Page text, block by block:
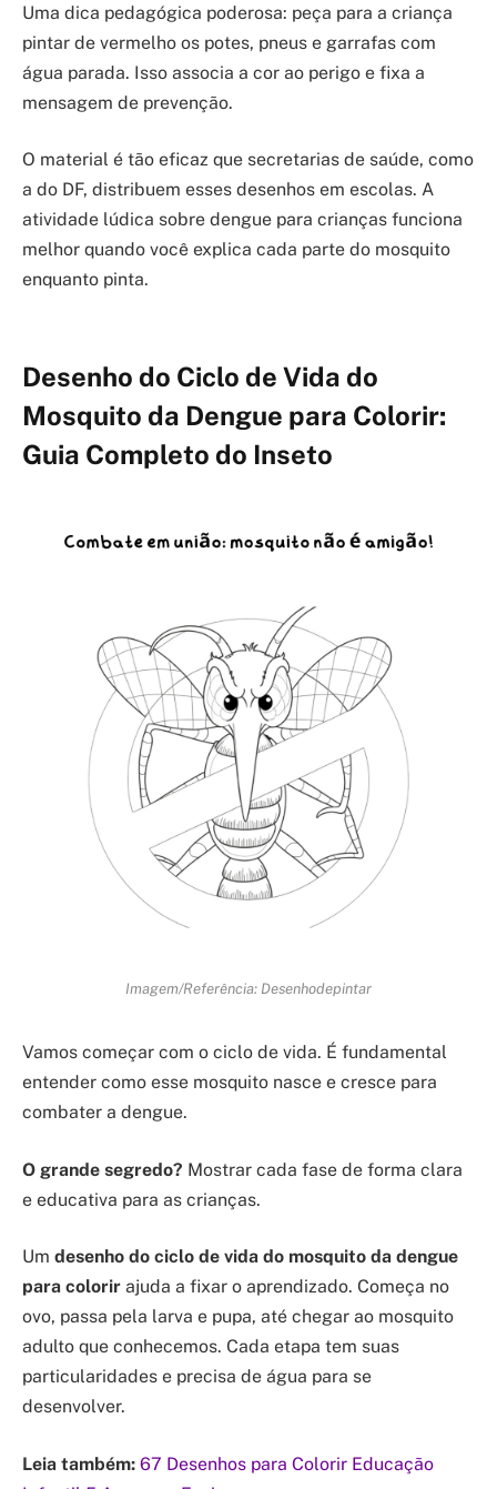
Uma dica pedagógica poderosa: peça para a criança
pintar de vermelho os potes, pneus e garrafas com
água parada. Isso associa a cor ao perigo e fixa a
mensagem de prevenção.
O material é tão eficaz que secretarias de saúde, como
a do DF, distribuem esses desenhos em escolas. A
atividade lúdica sobre dengue para crianças funciona
melhor quando você explica cada parte do mosquito
enquanto pinta.
Desenho do Ciclo de Vida do
Mosquito da Dengue para Colorir:
Guia Completo do Inseto
Imagem/Referência: Desenhodepintar
Vamos começar com o ciclo de vida. É fundamental
entender como esse mosquito nasce e cresce para
combater a dengue.
O grande segredo? Mostrar cada fase de forma clara
e educativa para as crianças.
Um desenho do ciclo de vida do mosquito da dengue
para colorir ajuda a fixar o aprendizado. Começa no
ovo, passa pela larva e pupa, até chegar ao mosquito
adulto que conhecemos. Cada etapa tem suas
particularidades e precisa de água para se
desenvolver.
Leia também: 67 Desenhos para Colorir Educação